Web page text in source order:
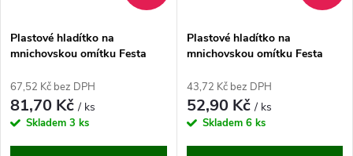
Plastové hladítko na
mnichovskou omítku Festa
67,52 Kč bez DPH
81,70 Kč/ ks
Skladem 3 ks
Plastové hladítko na
mnichovskou omítku Festa
43,72 Kč bez DPH
52,90 Kč/ ks
Skladem 6 ks